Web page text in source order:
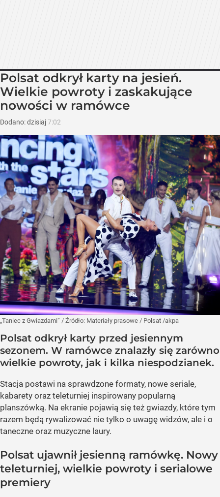
Polsat odkrył karty na jesień.
Wielkie powroty i zaskakujące
nowości w ramówce
Dodano:dzisiaj7:02
„Taniec z Gwiazdami” / Źródło: Materiały prasowe / Polsat /akpa
Polsat odkrył karty przed jesiennym
sezonem. W ramówce znalazły się zarówno
wielkie powroty, jak i kilka niespodzianek.
Stacja postawi na sprawdzone formaty, nowe seriale,
kabarety oraz teleturniej inspirowany popularną
planszówką. Na ekranie pojawią się też gwiazdy, które tym
razem będą rywalizować nie tylko o uwagę widzów, ale i o
taneczne oraz muzyczne laury.
Polsat ujawnił jesienną ramówkę. Nowy
teleturniej, wielkie powroty i serialowe
premiery